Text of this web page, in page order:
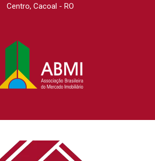
Centro, Cacoal - RO